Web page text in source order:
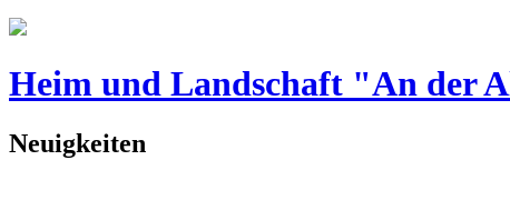
Heim und Landschaft "An der
Neuigkeiten